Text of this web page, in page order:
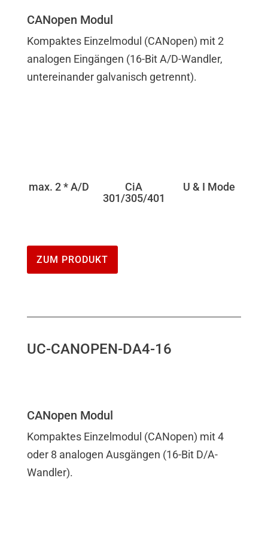
CANopen Modul
Kompaktes Einzelmodul (CANopen) mit 2
analogen Eingängen (16-Bit A/D-Wandler,
untereinander galvanisch getrennt).
max. 2 * A/D
CiA
301/305/401
U & I Mode
ZUM PRODUKT
UC-CANOPEN-DA4-16
CANopen Modul
Kompaktes Einzelmodul (CANopen) mit 4
oder 8 analogen Ausgängen (16-Bit D/A-
Wandler).